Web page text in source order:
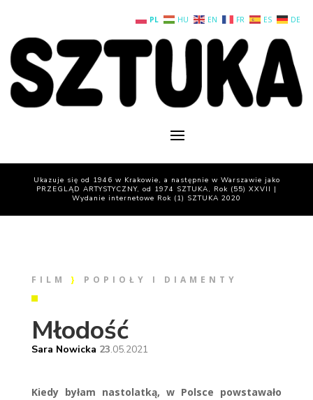
Ukazuje się od 1946 w Krakowie, a następnie w Warszawie jako
PRZEGLĄD ARTYSTYCZNY, od 1974 SZTUKA, Rok (55) XXVII |
Wydanie internetowe Rok (1) SZTUKA 2020
FILM } POPIOŁY I DIAMENTY
Młodość
Sara Nowicka 23.05.2021
Kiedy byłam nastolatką, w Polsce powstawało
PL HU EN FR ES DE